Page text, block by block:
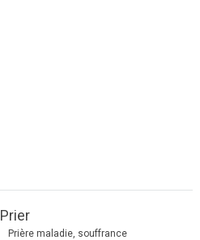
Prier
Prière maladie, souffrance